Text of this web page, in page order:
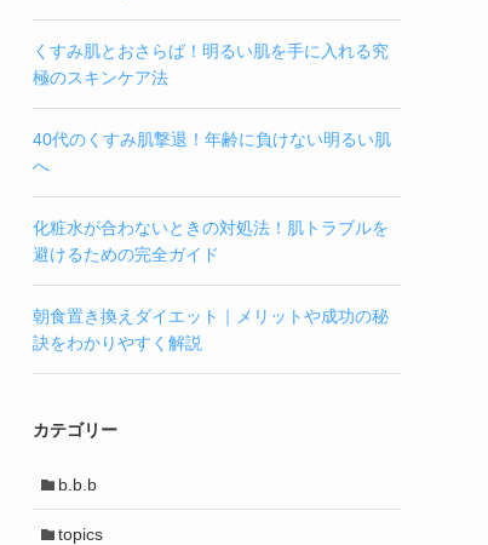
くすみ肌とおさらば！明るい肌を手に入れる究
極のスキンケア法
40代のくすみ肌撃退！年齢に負けない明るい肌
へ
化粧水が合わないときの対処法！肌トラブルを
避けるための完全ガイド
朝食置き換えダイエット｜メリットや成功の秘
訣をわかりやすく解説
カテゴリー
b.b.b
topics